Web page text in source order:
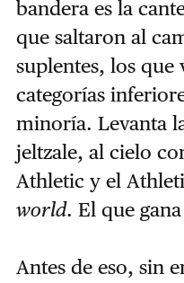
bandera es la
que saltaron al
suplentes, los que
categorías
minoría. Levanta
jeltzale, al cielo
Athletic y el
world. El que
Antes de eso, sin